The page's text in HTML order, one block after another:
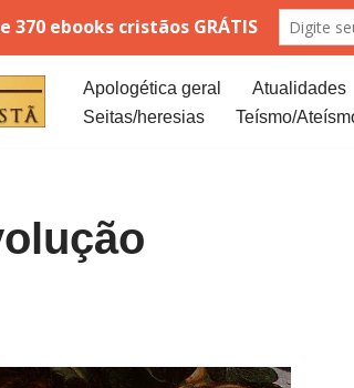
Apologética geral Atualidades
Seitas/heresias
Teísmo/